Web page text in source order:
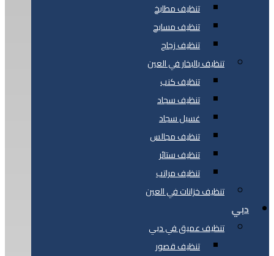
تنظيف مطابخ
تنظيف مسابح
تنظيف زجاج
تنظيف بالبخار في العين
تنظيف كنب
تنظيف سجاد
غسيل سجاد
تنظيف مجالس
تنظيف ستائر
تنظيف مراتب
تنظيف خزانات في العين
دبي
تنظيف عميق في دبي
تنظيف قصور